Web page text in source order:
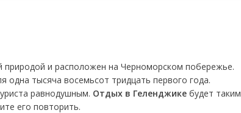
природой и расположен на Черноморском побережье.
одна тысяча восемьсот тридцать первого года.
равнодушным. Отдых в Геленджикебудет таким
его повторить.